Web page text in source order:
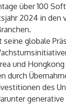
über 100
2024 in den
seine globale
und
durch
des